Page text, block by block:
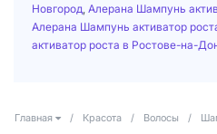
Новгород Алерана Шампунь
Алерана Шампунь активатор
активатор роста в Ростове-на-
Главная / Красота / Волосы /